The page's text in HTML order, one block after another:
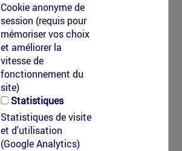
Cookie anonyme de
session (requis pour
mémoriser vos choix
et améliorer la
vitesse de
fonctionnement du
site)
Statistiques
Statistiques de visite
et d'utilisation
(Google Analytics)